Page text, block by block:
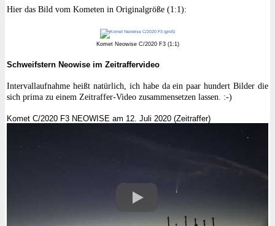
Hier das Bild vom Kometen in Originalgröße (1:1):
Komet Neowise C/2020 F3 (1:1)
Schweifstern Neowise im Zeitraffervideo
Intervallaufnahme heißt natürlich, ich habe da ein paar hundert Bilder die
sich prima zu einem Zeitraffer-Video zusammensetzen lassen. :-)
Komet C/2020 F3 NEOWISE am 12. Juli 2020 (Zeitraffer)